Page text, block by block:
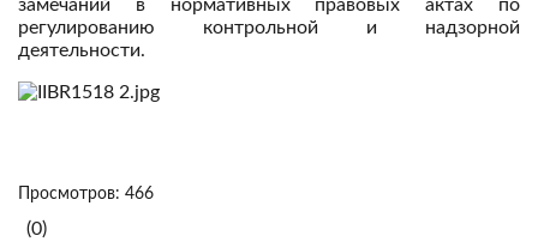
замечаний в нормативных правовых актах по
регулированию контрольной и надзорной
деятельности.
Просмотров: 466
(0)